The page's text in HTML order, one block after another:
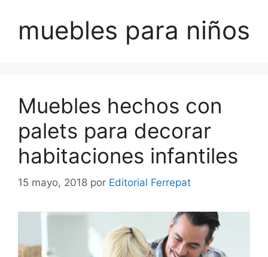
muebles para niños
Muebles hechos con
palets para decorar
habitaciones infantiles
15 mayo, 2018 por Editorial Ferrepat